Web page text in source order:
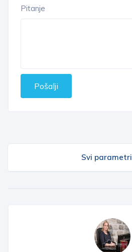
Pitanje
Pošalji
Svi parametri